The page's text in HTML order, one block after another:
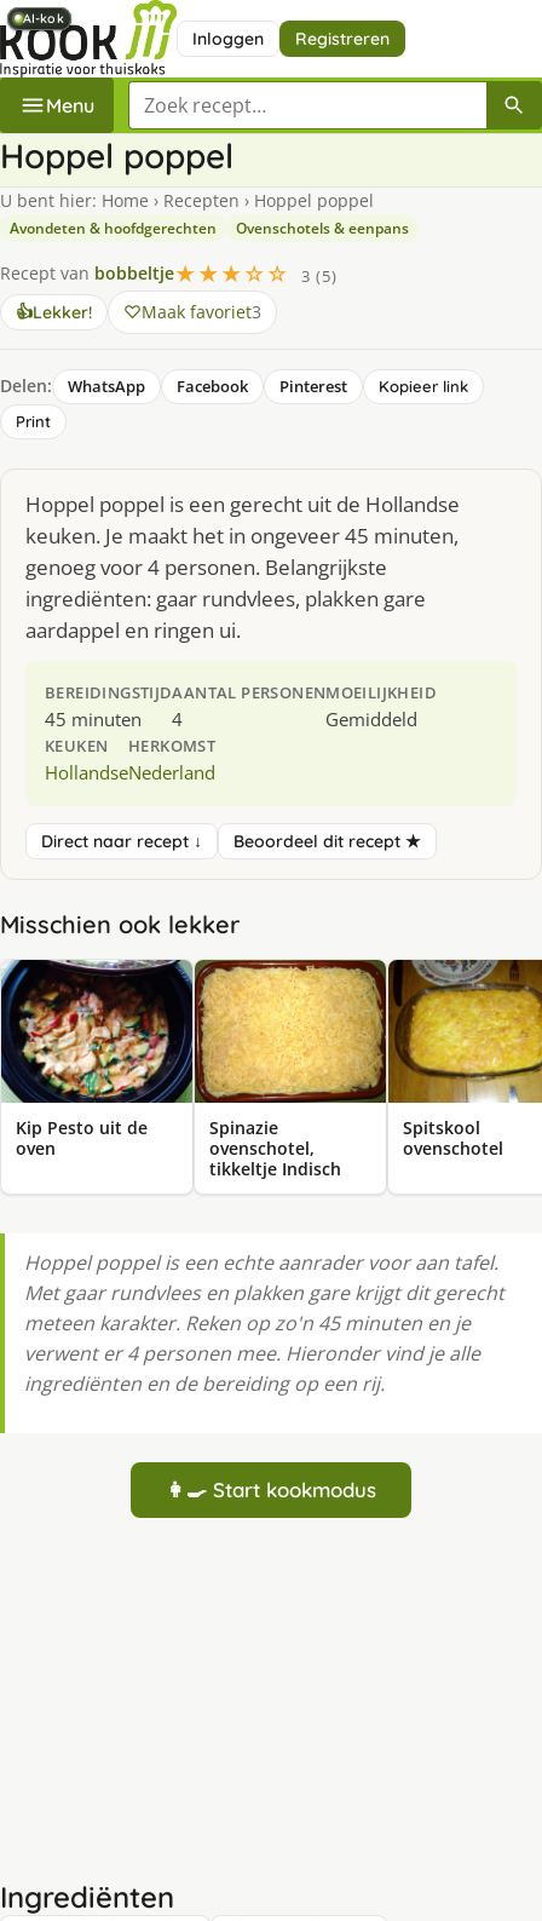
Inloggen Registreren
Menu Zoek een recept
Hoppel poppel
U bent hier: Home › Recepten › Hoppel poppel
Avondeten & hoofdgerechten Ovenschotels & eenpans
Recept van bobbeltje★★★☆☆
3 (5)
👍Lekker! Maak favoriet3
Delen: WhatsApp Facebook Pinterest
Kopieer link
Print
Hoppel poppel is een gerecht uit de Hollandse
keuken. Je maakt het in ongeveer 45 minuten,
genoeg voor 4 personen. Belangrijkste
ingrediënten: gaar rundvlees, plakken gare
aardappel en ringen ui.
BEREIDINGSTIJD
45 minuten
AANTAL PERSONEN
4
MOEILIJKHEID
Gemiddeld
KEUKEN
Hollandse
HERKOMST
Nederland
Direct naar recept ↓ Beoordeel dit recept ★
Misschien ook lekker
Kip Pesto uit de
oven
Spinazie
ovenschotel,
tikkeltje Indisch
Spitskool
ovenschotel
AI-kok
AI-kok
AI-kok
AI-kok
Hoppel poppel is een echte aanrader voor aan tafel.
Met gaar rundvlees en plakken gare krijgt dit gerecht
meteen karakter. Reken op zo'n 45 minuten en je
verwent er 4 personen mee. Hieronder vind je alle
ingrediënten en de bereiding op een rij.
👩‍🍳 Start kookmodus
Ingrediënten